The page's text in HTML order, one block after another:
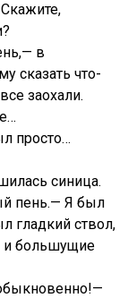
в
сказать что-
заохали.
просто…
синица.
пень.— Я был
гладкий ствол,
и большущие